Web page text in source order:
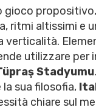
gioco
ritmi altissimi e
verticalità.
utilizzare per
Stadyumu
sua filosofia,
chiare sul